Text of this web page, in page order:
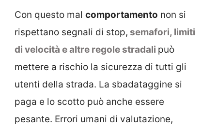
Con questo mal comportamento non si
rispettano segnali di stop, semafori, limiti
di velocità e altre regole stradali può
mettere a rischio la sicurezza di tutti gli
utenti della strada. La sbadataggine si
paga e lo scotto può anche essere
pesante. Errori umani di valutazione,